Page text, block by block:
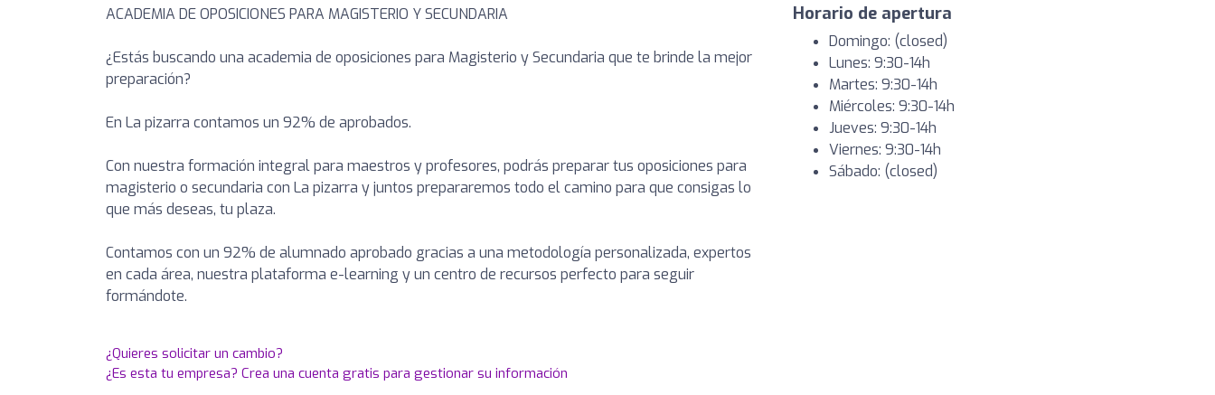
ACADEMIA DE OPOSICIONES PARA MAGISTERIO Y SECUNDARIA
¿Estás buscando una academia de oposiciones para Magisterio y Secundaria que te brinde la mejor
preparación?
En La pizarra contamos un 92% de aprobados.
Con nuestra formación integral para maestros y profesores, podrás preparar tus oposiciones para
magisterio o secundaria con La pizarra y juntos prepararemos todo el camino para que consigas lo
que más deseas, tu plaza.
Contamos con un 92% de alumnado aprobado gracias a una metodología personalizada, expertos
en cada área, nuestra plataforma e-learning y un centro de recursos perfecto para seguir
formándote.
Horario de apertura
Domingo: (closed)
Lunes: 9:30-14h
Martes: 9:30-14h
Miércoles: 9:30-14h
Jueves: 9:30-14h
Viernes: 9:30-14h
Sábado: (closed)
¿Quieres solicitar un cambio?
¿Es esta tu empresa? Crea una cuenta gratis para gestionar su información